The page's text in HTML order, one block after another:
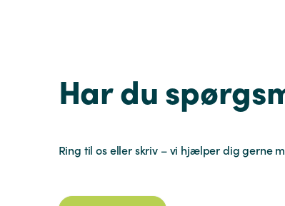
Har du
Ring til os eller skriv – vi hjælper dig gerne